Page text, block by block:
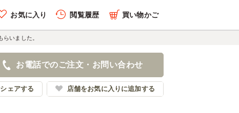
お気に入り 閲覧履歴 買い物かご
いました。
お電話でのご注文・お問い合わせ
シェアする 店舗をお気に入りに追加する